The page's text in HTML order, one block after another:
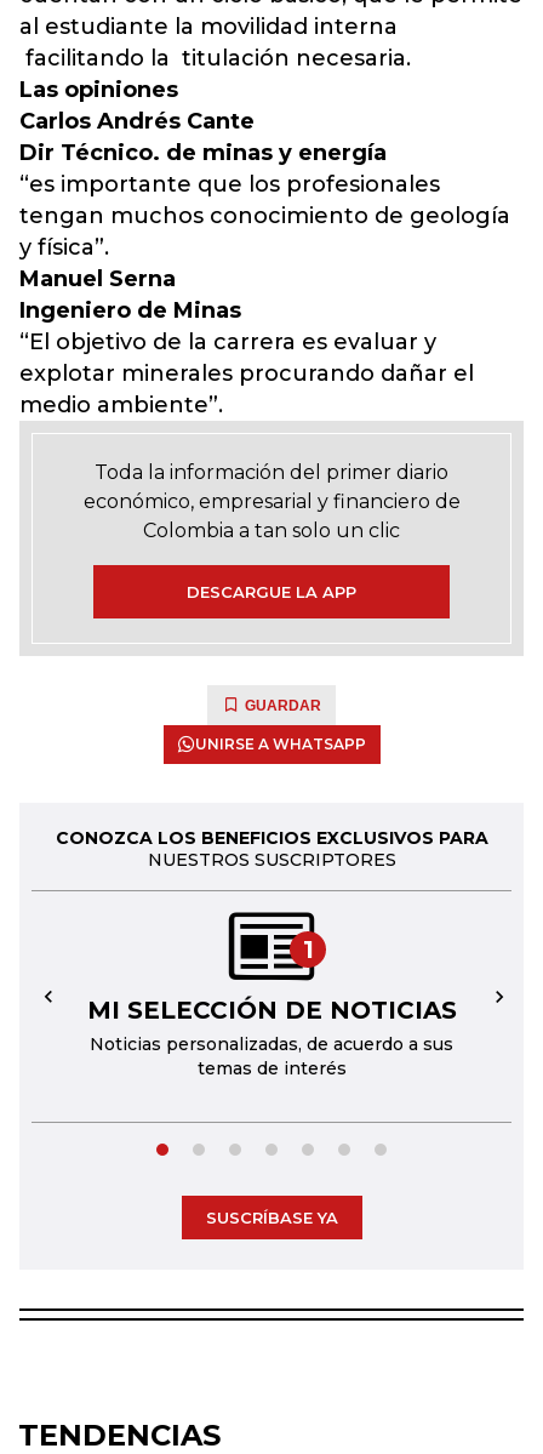
al estudiante la movilidad interna
facilitando la titulación necesaria.
Las opiniones
Carlos Andrés Cante
Dir Técnico. de minas y energía
“es importante que los profesionales
tengan muchos conocimiento de geología
y física”.
Manuel Serna
Ingeniero de Minas
“El objetivo de la carrera es evaluar y
explotar minerales procurando dañar el
medio ambiente”.
Toda la información del primer diario
económico, empresarial y financiero de
Colombia a tan solo un clic
DESCARGUE LA APP
GUARDAR
UNIRSE A WHATSAPP
CONOZCA LOS BENEFICIOS EXCLUSIVOS PARA
NUESTROS SUSCRIPTORES
1
MI SELECCIÓN DE NOTICIAS
Noticias personalizadas, de acuerdo a sus
temas de interés
← →
SUSCRÍBASE YA
TENDENCIAS